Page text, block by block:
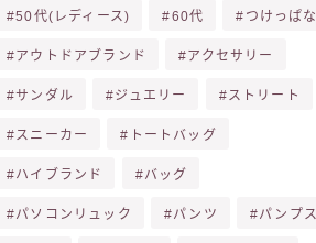
50代(レディース) 60代 つけっぱ
アウトドアブランド アクセサリー
サンダル ジュエリー ストリート
スニーカー トートバッグ
ハイブランド バッグ
パソコンリュック パンツ パンプス